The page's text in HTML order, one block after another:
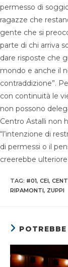
permesso di
ragazze che
gente che si
parte di chi arriva
dare risposte che
mondo e anche il
contraddizione”.
con continuità le
non possono
Centro Astalli non
“l’intenzione di
di permessi o il
creerebbe
TAG: #01, CEI,
RIPAMONTI, ZUPPI